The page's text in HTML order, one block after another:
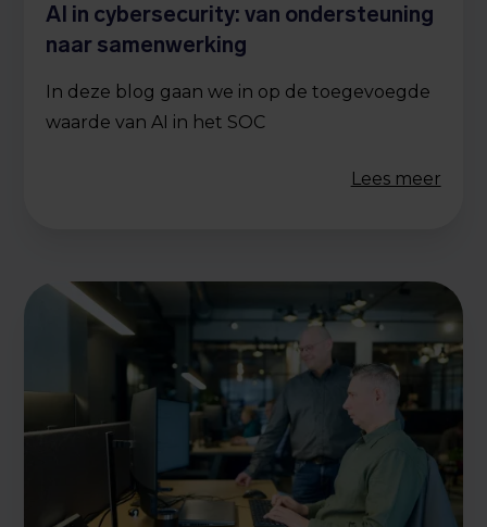
AI in cybersecurity: van ondersteuning
naar samenwerking
In deze blog gaan we in op de toegevoegde
waarde van AI in het SOC
Lees meer